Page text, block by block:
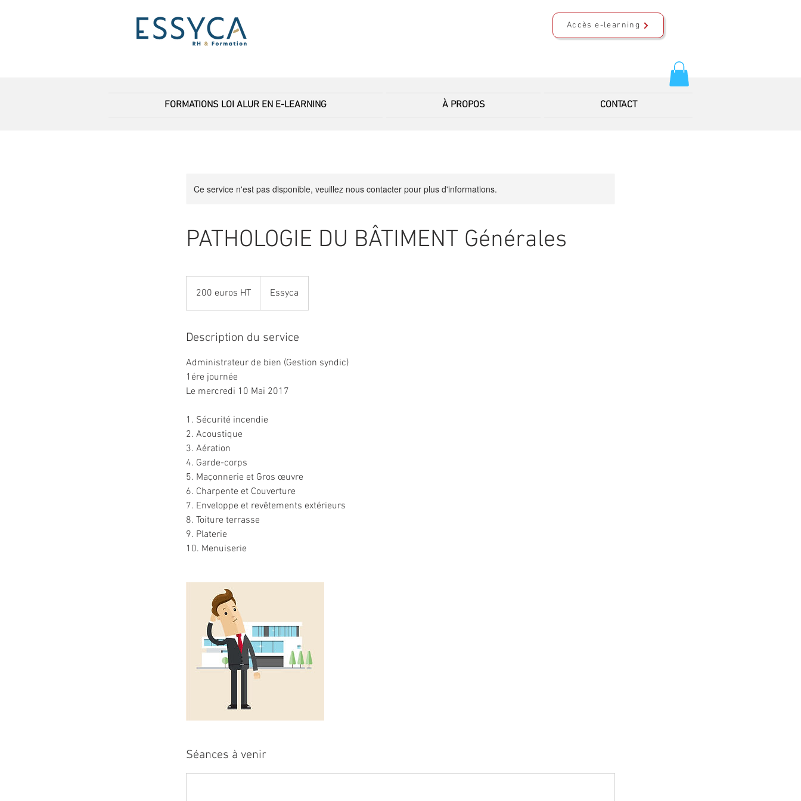
Accès e-learning
FORMATIONS LOI ALUR EN E-LEARNING À PROPOS CONTACT
Ce service n'est pas disponible, veuillez nous contacter pour plus d'informations.
PATHOLOGIE DU BÂTIMENT Générales
200 euros HT Essyca
Description du service
Administrateur de bien (Gestion syndic)
1ére journée
Le mercredi 10 Mai 2017
1. Sécurité incendie
2. Acoustique
3. Aération
4. Garde-corps
5. Maçonnerie et Gros œuvre
6. Charpente et Couverture
7. Enveloppe et revêtements extérieurs
8. Toiture terrasse
9. Platerie
Séances à venir